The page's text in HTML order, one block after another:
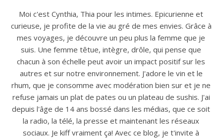
Moi c'est Cynthia, Thia pour les intimes. Epicurienne et
curieuse, je profite de la vie au gré de mes envies. Grâce à
mes voyages, je découvre un peu plus la femme que je
suis. Une femme têtue, intègre, drôle, qui pense que
chacun à son échelle peut avoir un impact positif sur les
autres et sur notre environnement. J'adore le vin et le
rhum, que je consomme avec modération bien sur et je ne
refuse jamais un plat de pates ou un plateau de sushis. J'ai
depuis l'âge de 14 ans bossé dans les médias, que ce soit
la radio, la télé, la presse et maintenant les réseaux
sociaux. Je kiff vraiment ça! Avec ce blog, je t'invite à